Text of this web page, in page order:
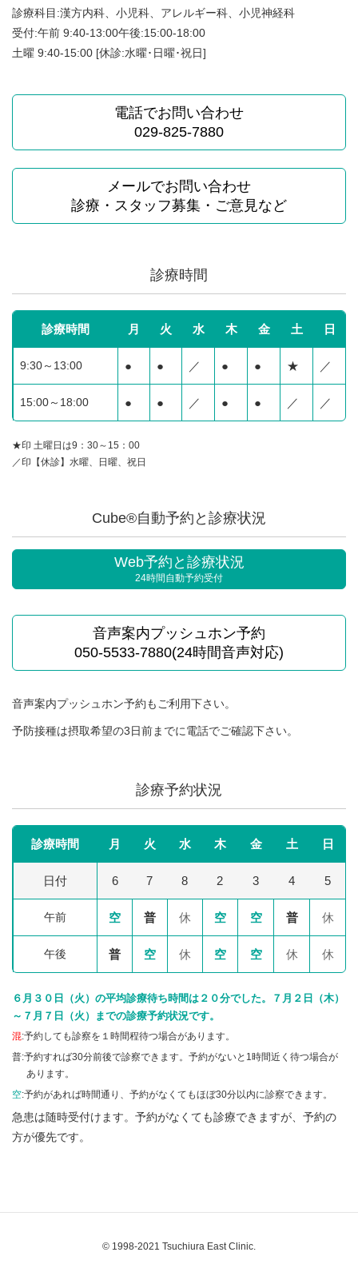
診療科目:漢方内科、小児科、アレルギー科、小児神経科
受付:午前 9:40-13:00午後:15:00-18:00
土曜 9:40-15:00 [休診:水曜･日曜･祝日]
電話でお問い合わせ
029-825-7880
メールでお問い合わせ
診療・スタッフ募集・ご意見など
診療時間
診療時間 月 火 水 木 金 土 日
9:30～13:00 ● ● ／ ● ● ★ ／
15:00～18:00 ● ● ／ ● ● ／ ／
★印 土曜日は9：30～15：00
／印【休診】水曜、日曜、祝日
Cube®自動予約と診療状況
Web予約と診療状況
24時間自動予約受付
音声案内プッシュホン予約
050-5533-7880(24時間音声対応)
音声案内プッシュホン予約もご利用下さい。
予防接種は摂取希望の3日前までに電話でご確認下さい。
診療予約状況
診療時間 月 火 水 木 金 土 日
日付 6 7 8 2 3 4 5
午前 空 普 休 空 空 普 休
午後 普 空 休 空 空 休 休
６月３０日（火）の平均診療待ち時間は２０分でした。７月２日（木）
～７月７日（火）までの診療予約状況です。
混:予約しても診察を１時間程待つ場合があります。
普:予約すれば30分前後で診察できます。予約がないと1時間近く待つ場合が
あります。
空:予約があれば時間通り、予約がなくてもほぼ30分以内に診察できます。
急患は随時受付けます。予約がなくても診療できますが、予約の
方が優先です。
© 1998-2021 Tsuchiura East Clinic.